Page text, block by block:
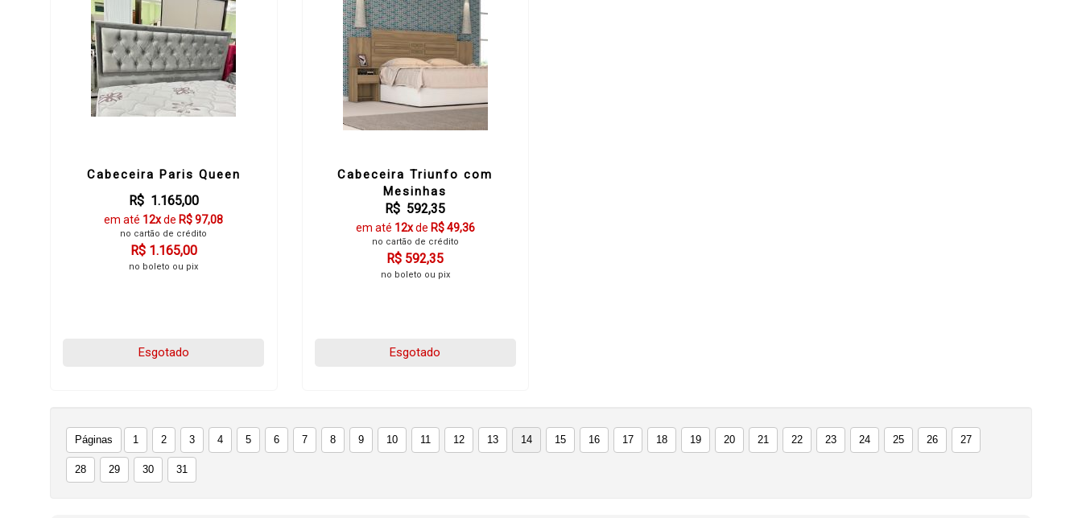
Cabeceira Paris Queen
R$ 1.165,00
em até 12xde R$ 97,08
no cartão de crédito
R$ 1.165,00
no boleto ou pix
Esgotado
Cabeceira Triunfo com
Mesinhas
R$ 592,35
em até 12xde R$ 49,36
no cartão de crédito
R$ 592,35
no boleto ou pix
Esgotado
Páginas 1 2 3 4 5 6 7 8 9 10 11 12 13 14 15 16 17 18 19 20 21 22 23 24 25 26 27
28 29 30 31